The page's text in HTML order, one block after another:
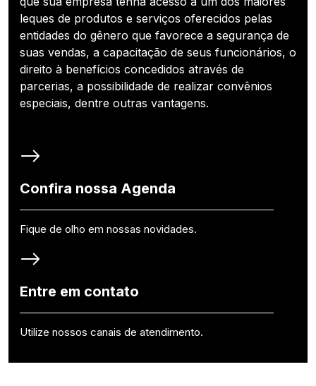
leques de produtos e serviços oferecidos pelas
entidades do gênero que favorece a segurança de
suas vendas, a capacitação de seus funcionários, o
direito à benefícios concedidos através de
parcerias, a possibilidade de realizar convênios
especiais, dentre outras vantagens.
Confira nossa Agenda
Fique de olho em nossas novidades.
Entre em contato
Utilize nossos canais de atendimento.